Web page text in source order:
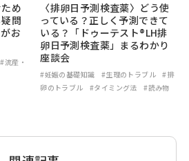
め
問
お
#流産・
〈排卵日予測検査薬〉どう使
っている？正しく予測できて
いる？「ドゥーテスト®LH排
卵日予測検査薬」まるわかり
座談会
#妊娠の基礎知識 #生理のトラブル
#排
卵のトラブル
#タイミング法 #読み物